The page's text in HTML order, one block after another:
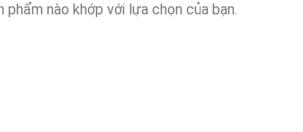
phẩm nào khớp với lựa chọn của bạn.